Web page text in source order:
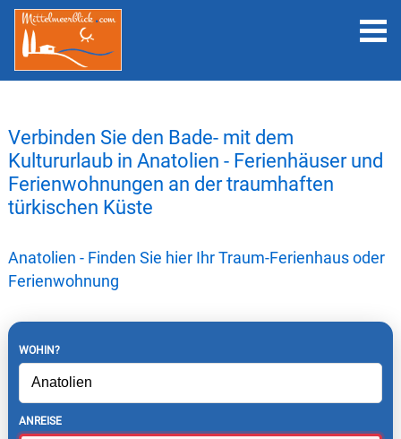
Verbinden Sie den Bade- mit dem
Kultururlaub in Anatolien - Ferienhäuser und
Ferienwohnungen an der traumhaften
türkischen Küste
Anatolien - Finden Sie hier Ihr Traum-Ferienhaus oder
Ferienwohnung
WOHIN?
ANREISE